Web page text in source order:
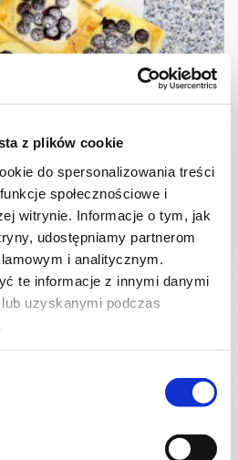
z plików cookie
do spersonalizowania treści
społecznościowe i
witrynie. Informacje o tym, jak
udostępniamy partnerom
i analitycznym.
te informacje z innymi danymi
uzyskanymi podczas
z borówkami + film
1531 kcal 8